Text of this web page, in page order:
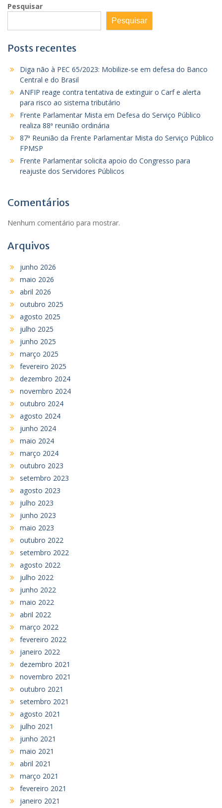
Pesquisar
Pesquisar
Posts recentes
Diga não à PEC 65/2023: Mobilize-se em defesa do Banco
Central e do Brasil
ANFIP reage contra tentativa de extinguir o Carf e alerta
para risco ao sistema tributário
Frente Parlamentar Mista em Defesa do Serviço Público
realiza 88ª reunião ordinária
87ª Reunião da Frente Parlamentar Mista do Serviço Público
FPMSP
Frente Parlamentar solicita apoio do Congresso para
reajuste dos Servidores Públicos
Comentários
Nenhum comentário para mostrar.
Arquivos
junho 2026
maio 2026
abril 2026
outubro 2025
agosto 2025
julho 2025
junho 2025
março 2025
fevereiro 2025
dezembro 2024
novembro 2024
outubro 2024
agosto 2024
junho 2024
maio 2024
março 2024
outubro 2023
setembro 2023
agosto 2023
julho 2023
junho 2023
maio 2023
outubro 2022
setembro 2022
agosto 2022
julho 2022
junho 2022
maio 2022
abril 2022
março 2022
fevereiro 2022
janeiro 2022
dezembro 2021
novembro 2021
outubro 2021
setembro 2021
agosto 2021
julho 2021
junho 2021
maio 2021
abril 2021
março 2021
fevereiro 2021
janeiro 2021